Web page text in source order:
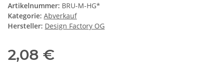
Artikelnummer: BRU-M-HG*
Kategorie: Abverkauf
Hersteller: Design Factory OG
2,08 €